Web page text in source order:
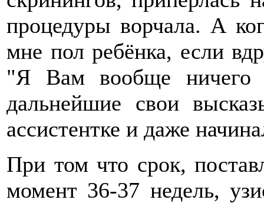
процедуры ворчала. А
мне пол ребёнка, если
"Я Вам вообще
дальнейшие свои
ассистентке и даже
При том что срок,
момент 36-37 недель,